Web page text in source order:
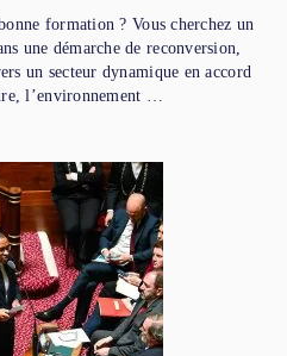
formation ? Vous cherchez un
une démarche de reconversion,
un secteur dynamique en accord
l’environnement …